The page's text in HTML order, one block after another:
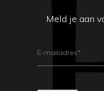
Meld je aan
Mailadres